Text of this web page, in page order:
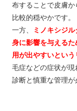
布することで皮膚
比較的穏やかです。
一方、
ミノキシジ
身に影響を与える
用が出やすいという
毛症などの症状が
診断と慎重な管理が